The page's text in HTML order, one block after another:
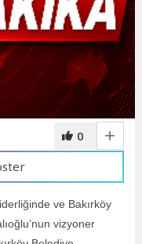
0
ve Bakırköy
vizyoner